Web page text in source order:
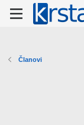
Članovi